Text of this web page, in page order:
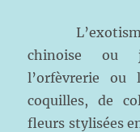
L’exotisme
chinoise ou
l’orfèvrerie
coquilles, de
fleurs stylisées